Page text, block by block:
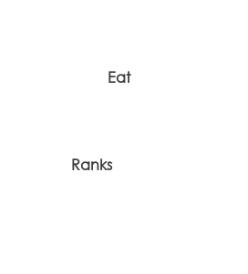
Eat
Ranks